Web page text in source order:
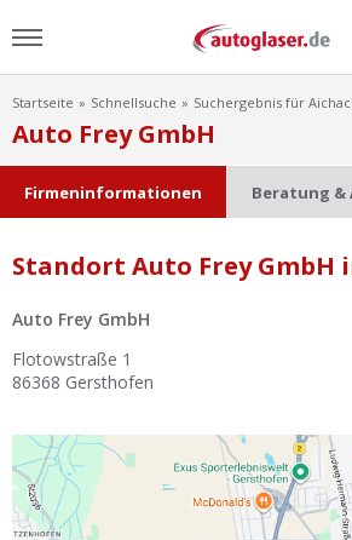
Menu
Home
Scheibensuche
Lexikon
Startseite Schnellsuche Suchergebnis für
Auto Frey GmbH
Firmeninformationen Beratung &
Standort Auto Frey GmbH
Auto Frey GmbH
Flotowstraße 1
86368 Gersthofen